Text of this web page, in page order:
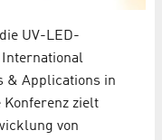
UV-LED-
& Applications in
zielt
von